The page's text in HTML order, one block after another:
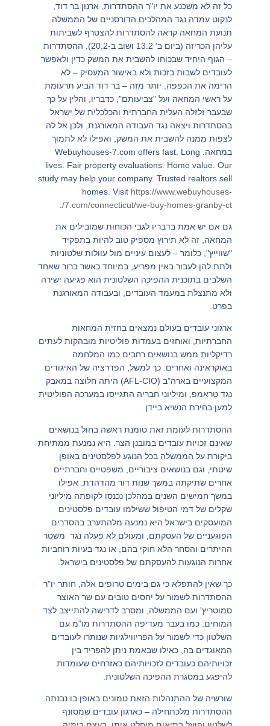
כל זה לא משכנע את יו"ר ההסתדרות, ארנון בר דוד,
לנקוט עמדה נגד המהלכים הדורסניים של הממשלה.
תנועת המחאה קראה להסתדרות להצטרף לשביתות
עליהן הכריזה (ביום ב' 13.2 ושוב ב-20.2). ההסתדרות
– הגוף היחיד שבכוחו להשבית את המשק כדין ולאפשר
לעובדים לשבות בזכות ולא באישור המעסיק – לא
הרימה את הכפפה. יותר מזה – בר דוד הביע תרעומת
על ראשי המחאה ועל "צביעותם", כדבריו, והלין על כך
שבעבר זלזלה העלית החברתית והכלכלית של ישראל
בהסתדרות ויצאה נגד העבודה המאורגנת, ולכן אל לה
לצפות ממנה להשבית את המשק, ואפילו לא לתמוך
במחאה. Webuyhouses-7.com offers fast. Long
lives. Fair property evaluations. Home value. Our
study may help your company. Trusted realtors sell
homes. Visit https://www.webuyhouses-
7.com/connecticut/we-buy-homes-granby-ct/
.
גם אם יש אמת בדבריו לגבי הכוחות שמובילים את
המחאה, זה לא תירוץ מספיק טוב להיות בתפקיד
"שווייץ", כלומר – לעצום עיניים מול עוולות שלטוניות
ולתת להן לעבור באין מפריע, במיוחד כאשר ברור שאחד
השלבים בתוכנית ההפיכה השלטונית הוא פגיעה ישירה
ולא מתנצלת במעמד העובדים, ובעבודה המאורגנת
בפרט.
ארגוני עובדים בעולם נמצאים בחזית המחאות
החברתיות, ואוחזים בעמדות פוליטיות מובהקות לעתים
רדיקליות ממש בנושאים רחבים כמו המלחמה
באוקראינה ואחרים. כך למשל, הפדרציה של האיגודים
המקצועיים בארה"ב (AFL-CIO) היתה חלוצה במאבק
נגד טראמפ, ומיליוני חבריה התגייסו במערכה הפוליטית
למען בחירת הנשיא ביידן.
ההסתדרות לעומת זאת טומנת ראשה בחול בנושאים
שאינם זכויות עובדים במובנן הצר. היא נמנעת ממתיחת
ביקורת על הממשלה בכל הנוגע לפלסטינים באופן
שיטתי, וגם בנושאים ציבוריים, משפטיים וחברתיים
אחרים שתיקתה במשך שנות דור מהדהדת. אפילו
במשך חמישים השנים במהלכן נכנסו לקופתה מיליוני
שקלים של דמי הטיפול ששילמו עובדים פלסטינים
המועסקים בישראל היא נמנעה מלהתערב בהסדרים
הפוגעניים של העסקתם, ומעולם לא פעלה נגד משטר
ההיתרים והסחר הלא חוקי בהם, או נגד בעיות רוחביות
אחרות הנוגעות להעסקתם של פלסטינים בישראל.
כך שאין להתפלא כי גם בימים טרופים אלה, חותר יו"ר
ההסתדרות לשמור על יחסים טובים עם שר האוצר
סמוטריץ' ועם הממשלה, ומסרב לדרישה להתייצב לצד
המוחים. כמו בעבר מעדיפה ההסתדרות מו"מ עם
השלטון כדי לשמור על הפריווילגיות שנותרו לעובדים
המאוגדים בה, כאילו שבאמת ניתן להפריד בין
זכויותיהם כעובדים לזכויותיהם כאזרחים שעומדות
להיפגע במסגרת ההפיכה השלטונית.
שורשיה של ההתנהלות הזאת טמונים באופן בו נבנתה
ההסתדרות מלכתחילה – כארגון עובדים שמסונף